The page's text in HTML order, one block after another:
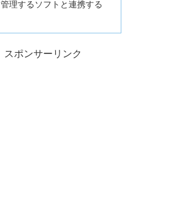
管理するソフトと連携する
スポンサーリンク